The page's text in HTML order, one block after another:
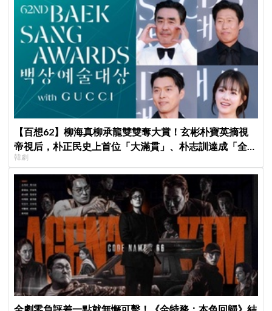
【百想62】柳海真柳承龍雙雙奪大賞！玄彬朴寶英摘視
帝視后，朴正民史上首位「大滿貫」、朴志訓達成「全能
新人」神話！
韓劇